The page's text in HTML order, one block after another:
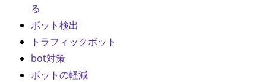
る
ボット検出
トラフィックボット
bot対策
ボットの軽減